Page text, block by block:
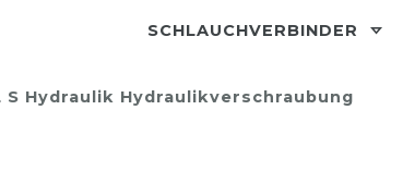
SCHLAUCHVERBINDER
S Hydraulik Hydraulikverschraubung